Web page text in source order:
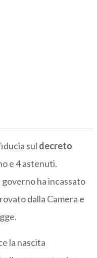
sul decreto
e 4 astenuti.
governo ha incassato
dalla Camera e
la nascita